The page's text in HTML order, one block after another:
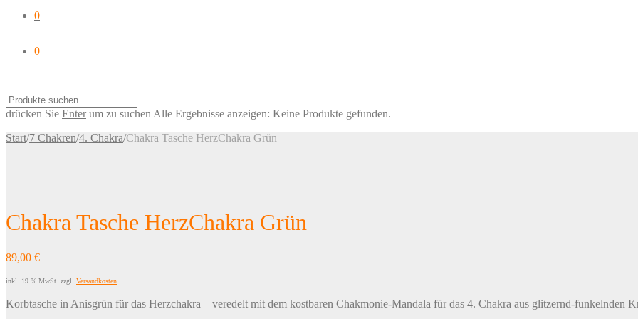
0
0
drücken Sie Enterum zu suchen Alle Ergebnisse anzeigen: Keine Produkte gefunden.
Start/7 Chakren/4. Chakra/Chakra Tasche HerzChakra Grün
Chakra Tasche HerzChakra Grün
89,00 €
inkl. 19 % MwSt. zzgl. Versandkosten
Korbtasche in Anisgrün für das Herzchakra – veredelt mit dem kostbaren Chakmonie-Mandala für das 4. Chakra aus glitzernd-funkelnden